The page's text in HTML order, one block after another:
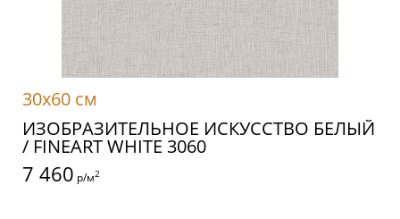
30x60 см
ИЗОБРАЗИТЕЛЬНОЕ ИСКУССТВО БЕЛЫЙ
/ FINEART WHITE 3060
7 460 р/м2